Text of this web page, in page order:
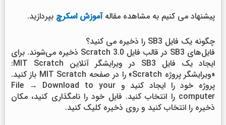
پیشنهاد می کنیم به مشاهده مقالهآموزش اسکرچ بپردازید.
چگونه یک فایل SB3 را ذخیره می کنید؟
فایل‌های SB3 در قالب فایل Scratch 3.0 ذخیره می‌شوند. برای
ایجاد یک فایل SB3 در ویرایشگر آنلاین MIT Scratch:
«ویرایشگر پروژه Scratch» را در صفحه MIT Scratch باز کنید.
پروژه خود را ایجاد کنید و File → Download to your
computer را انتخاب کنید. فایل خود را نامگذاری کنید، مکان
ذخیره را انتخاب کنید و روی ذخیره کلیک کنید.